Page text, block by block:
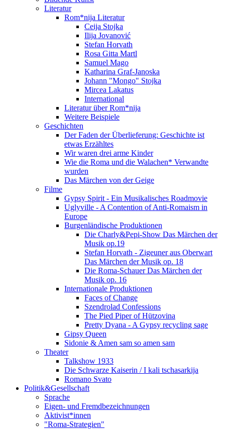
Literatur
Rom*nija Literatur
Ceija Stojka
Ilija Jovanović
Stefan Horvath
Rosa Gitta Martl
Samuel Mago
Katharina Graf-Janoska
Johann "Mongo" Stojka
Mircea Lakatus
International
Literatur über Rom*nija
Weitere Beispiele
Geschichten
Der Faden der Überlieferung: Geschichte ist
etwas Erzähltes
Wir waren drei arme Kinder
Wie die Roma und die Walachen* Verwandte
wurden
Das Märchen von der Geige
Filme
Gypsy Spirit - Ein Musikalisches Roadmovie
Uglyville - A Contention of Anti-Romaism in
Europe
Burgenländische Produktionen
Die Charly&Pepi-Show Das Märchen der
Musik op.19
Stefan Horvath - Zigeuner aus Oberwart
Das Märchen der Musik op. 18
Die Roma-Schauer Das Märchen der
Musik op. 16
Internationale Produktionen
Faces of Change
Szendrolad Confessions
The Pied Piper of Hützovina
Pretty Dyana - A Gypsy recycling sage
Gipsy Queen
Sidonie & Amen sam so amen sam
Theater
Talkshow 1933
Die Schwarze Kaiserin / I kali tschasarkija
Romano Svato
Politik&Gesellschaft
Sprache
Eigen- und Fremdbezeichnungen
Aktivist*innen
"Roma-Strategien"